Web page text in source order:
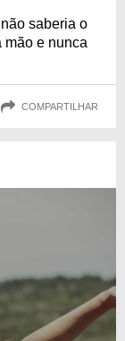
saberia o
mão e nunca
COMPARTILHAR